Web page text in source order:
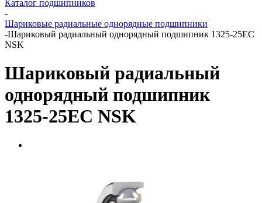
Каталог подшипников
-
Шариковые радиальные однорядные подшипники
-Шариковый радиальный однорядный подшипник 1325-25EC
NSK
Шариковый радиальный
однорядный подшипник
1325-25EC NSK